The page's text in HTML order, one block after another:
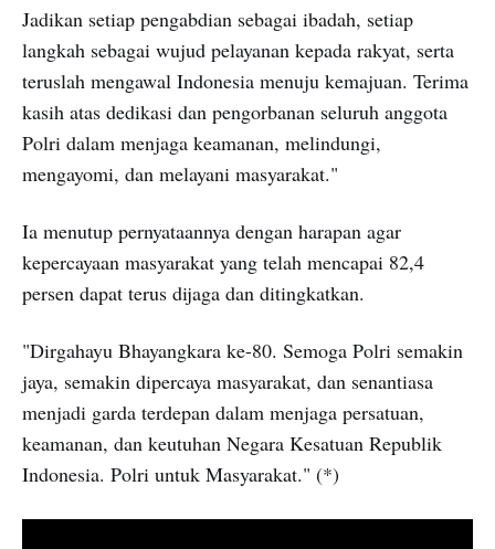
Jadikan setiap pengabdian sebagai ibadah, setiap
langkah sebagai wujud pelayanan kepada rakyat, serta
teruslah mengawal Indonesia menuju kemajuan. Terima
kasih atas dedikasi dan pengorbanan seluruh anggota
Polri dalam menjaga keamanan, melindungi,
mengayomi, dan melayani masyarakat."
Ia menutup pernyataannya dengan harapan agar
kepercayaan masyarakat yang telah mencapai 82,4
persen dapat terus dijaga dan ditingkatkan.
"Dirgahayu Bhayangkara ke-80. Semoga Polri semakin
jaya, semakin dipercaya masyarakat, dan senantiasa
menjadi garda terdepan dalam menjaga persatuan,
keamanan, dan keutuhan Negara Kesatuan Republik
Indonesia. Polri untuk Masyarakat." (*)